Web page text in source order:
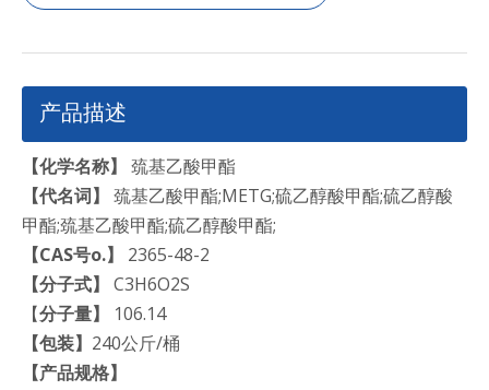
产品描述
【化学名称】
巯基乙酸甲酯
【代名词】
巯基乙酸甲酯;METG;硫乙醇酸甲酯;硫乙醇酸
甲酯;巯基乙酸甲酯;硫乙醇酸甲酯;
【CAS号o.】
2365-48-2
【分子式】
C3H6O2S
【分子量】
106.14
【包装】 240公斤/桶
【产品规格】